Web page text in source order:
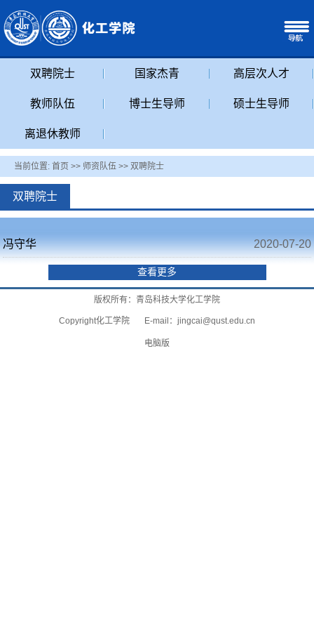
双聘院士 国家杰青 高层次人才
教师队伍 博士生导师 硕士生导师
离退休教师
当前位置: 首页 >> 师资队伍 >> 双聘院士
双聘院士
冯守华 2020-07-20
查看更多
版权所有：青岛科技大学化工学院
Copyright化工学院 E-mail： jingcai@qust.edu.cn
电脑版